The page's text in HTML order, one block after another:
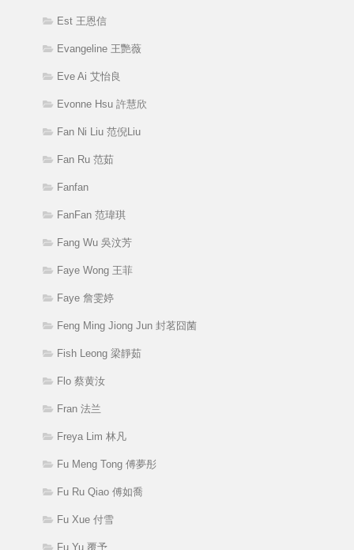
Est 王恩信
Evangeline 王艷薇
Eve Ai 艾怡良
Evonne Hsu 許慧欣
Fan Ni Liu 范倪Liu
Fan Ru 范茹
Fanfan
FanFan 范瑋琪
Fang Wu 吳汶芳
Faye Wong 王菲
Faye 詹雯婷
Feng Ming Jiong Jun 封茗囧菌
Fish Leong 梁靜茹
Flo 蔡黄汝
Fran 法兰
Freya Lim 林凡
Fu Meng Tong 傅夢彤
Fu Ru Qiao 傅如喬
Fu Xue 付雪
Fu Yu 覆予